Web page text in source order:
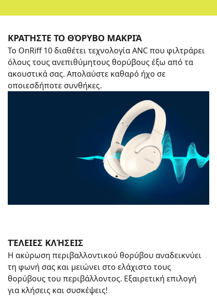
ΚΡΑΤΉΣΤΕ ΤΟ ΘΌΡΥΒΟ ΜΑΚΡΙΆ
Το OnRiff 10 διαθέτει τεχνολογία ANC που φιλτράρει
όλους τους ανεπιθύμητους θορύβους έξω από τα
ακουστικά σας. Απολαύστε καθαρό ήχο σε
οποιεσδήποτε συνθήκες.
ΤΈΛΕΙΕΣ ΚΛΉΣΕΙΣ
Η ακύρωση περιβαλλοντικού θορύβου αναδεικνύει
τη φωνή σας και μειώνει στο ελάχιστο τους
θορύβους του περιβάλλοντος. Εξαιρετική επιλογή
για κλήσεις και συσκέψεις!